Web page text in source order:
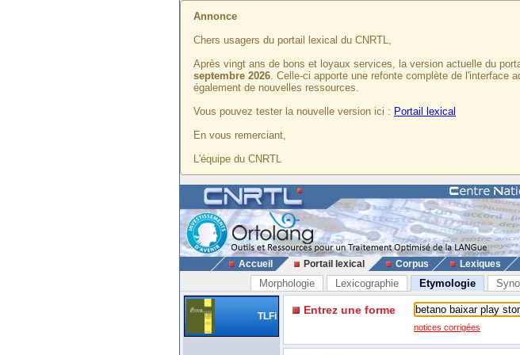
Annonce
Chers usagers du portail lexical du CNRTL,
Après vingt ans de bons et loyaux services, la version actuelle du
septembre 2026. Celle-ci apporte une refonte complète de l'interface
également de nouvelles ressources.
Vous pouvez tester la nouvelle version ici : Portail lexical
En vous remerciant,
L'équipe du CNRTL
Accueil Portail lexical Corpus Lexiques
Morphologie Lexicographie Etymologie
TLFi Entrez une forme
notices corrigées